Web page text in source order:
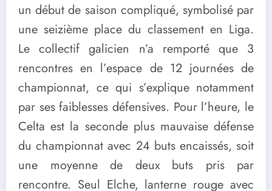
un début de saison compliqué, symbolisé par
une seizième place du classement en Liga.
Le collectif galicien n’a remporté que 3
rencontres en l’espace de 12 journées de
championnat, ce qui s’explique notamment
par ses faiblesses défensives. Pour l’heure, le
Celta est la seconde plus mauvaise défense
du championnat avec 24 buts encaissés, soit
une moyenne de deux buts pris par
rencontre. Seul Elche, lanterne rouge avec